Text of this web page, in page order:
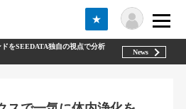
★
をSEEDATA独自の視点で分析
News